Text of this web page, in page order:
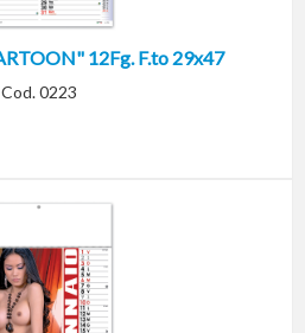
12Fg. F.to 29x47
Cod. 0223